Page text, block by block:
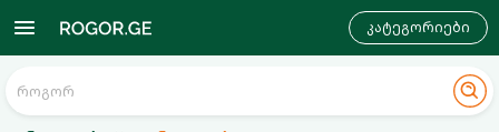
კატეგორიები